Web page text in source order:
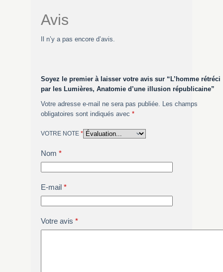
Avis
Il n’y a pas encore d’avis.
Soyez le premier à laisser votre avis sur “L’homme rétréci
par les Lumières, Anatomie d’une illusion républicaine”
Votre adresse e-mail ne sera pas publiée.
Les champs
obligatoires sont indiqués avec *
VOTRE NOTE *
Nom *
E-mail*
Votre avis *